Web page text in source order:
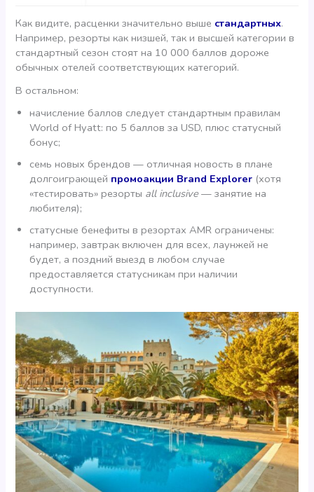
Как видите, расценки значительно выше стандартных.
Например, резорты как низшей, так и высшей категории в
стандартный сезон стоят на 10 000 баллов дороже
обычных отелей соответствующих категорий.
В остальном:
начисление баллов следует стандартным правилам
World of Hyatt: по 5 баллов за USD, плюс статусный
бонус;
семь новых брендов — отличная новость в плане
долгоиграющей промоакции Brand Explorer (хотя
«тестировать» резорты all inclusive — занятие на
любителя);
статусные бенефиты в резортах AMR ограничены:
например, завтрак включен для всех, лаунжей не
будет, а поздний выезд в любом случае
предоставляется статусникам при наличии
доступности.